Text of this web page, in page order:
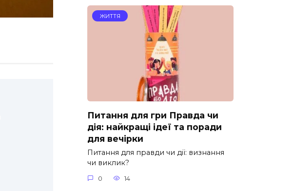
ЖИТТЯ
Питання для гри Правда чи
дія: найкращі ідеї та поради
для вечірки
Питання для правди чи дії: визнання
чи виклик?
0 14